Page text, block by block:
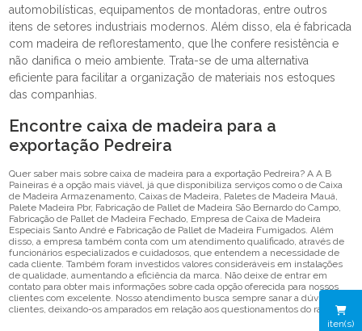
iten(s)
automobilísticas, equipamentos de montadoras, entre outros
itens de setores industriais modernos. Além disso, ela é fabricada
com madeira de reflorestamento, que lhe confere resistência e
não danifica o meio ambiente. Trata-se de uma alternativa
eficiente para facilitar a organização de materiais nos estoques
das companhias.
Encontre caixa de madeira para a
exportação Pedreira
Quer saber mais sobre caixa de madeira para a exportação Pedreira? A A B
Paineiras é a opção mais viável, já que disponibiliza serviços como o de Caixa
de Madeira Armazenamento, Caixas de Madeira, Paletes de Madeira Mauá,
Palete Madeira Pbr, Fabricação de Pallet de Madeira São Bernardo do Campo,
Fabricação de Pallet de Madeira Fechado, Empresa de Caixa de Madeira
Especiais Santo André e Fabricação de Pallet de Madeira Fumigados. Além
disso, a empresa também conta com um atendimento qualificado, através de
funcionários especializados e cuidadosos, que entendem a necessidade de
cada cliente. Também foram investidos valores consideráveis em instalações
de qualidade, aumentando a eficiência da marca. Não deixe de entrar em
contato para obter mais informações sobre cada opção oferecida para nossos
clientes com excelente. Nosso atendimento busca sempre sanar a dúvida dos
clientes, deixando-os amparados em relação aos questionamentos do ramo.